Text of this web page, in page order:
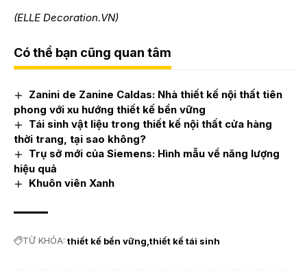
(ELLE Decoration.VN)
Có thể bạn cũng quan tâm
Zanini de Zanine Caldas: Nhà thiết kế nội thất tiên
phong với xu hướng thiết kế bền vững
Tái sinh vật liệu trong thiết kế nội thất cửa hàng
thời trang, tại sao không?
Trụ sở mới của Siemens: Hình mẫu về năng lượng
hiệu quả
Khuôn viên Xanh
TỪ KHÓA: thiết kế bền vững thiết kế tái sinh